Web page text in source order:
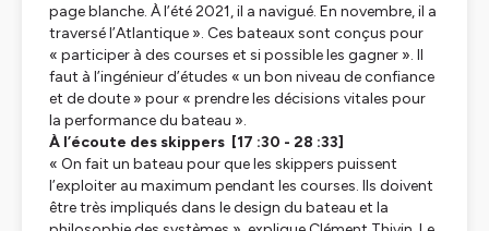
page blanche. À l’été 2021, il a navigué. En novembre, il a
traversé l’Atlantique ». Ces bateaux sont conçus pour
« participer à des courses et si possible les gagner ». Il
faut à l’ingénieur d’études « un bon niveau de confiance
et de doute » pour « prendre les décisions vitales pour
la performance du bateau ».
À l’écoute des skippers [17 :30 - 28 :33]
« On fait un bateau pour que les skippers puissent
l’exploiter au maximum pendant les courses. Ils doivent
être très impliqués dans le design du bateau et la